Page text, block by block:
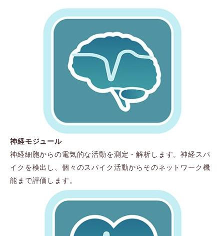
神経モジュール
神経細胞からの電気的な活動を測定・解析します。神経スパ
イクを検出し、個々のスパイク活動からそのネットワーク機
能まで評価します。